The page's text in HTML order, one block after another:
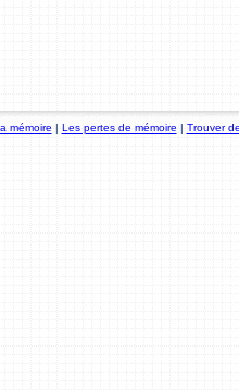
mémoire| Les pertes de mémoire | Trouver